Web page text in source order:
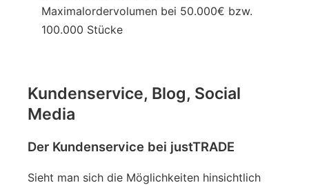
Maximalordervolumen bei 50.000€ bzw.
100.000 Stücke
Kundenservice, Blog, Social
Media
Der Kundenservice bei justTRADE
Sieht man sich die Möglichkeiten hinsichtlich